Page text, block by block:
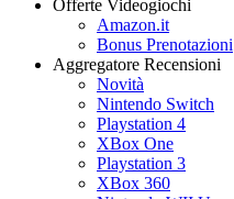
Offerte Videogiochi
Amazon.it
Bonus Prenotazioni
Aggregatore Recensioni
Novità
Nintendo Switch
Playstation 4
XBox One
Playstation 3
XBox 360